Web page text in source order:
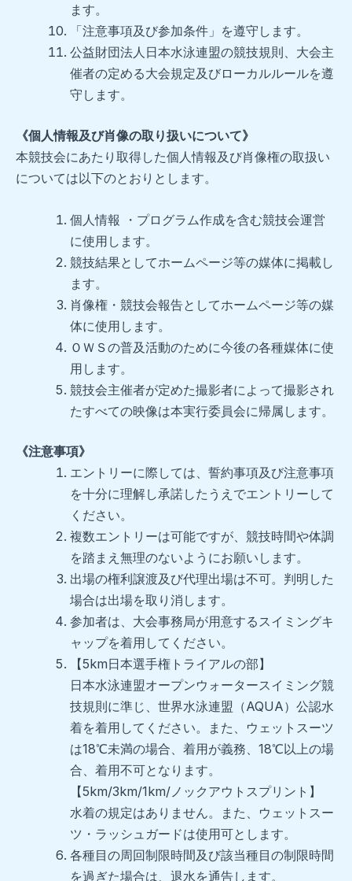
ます。
「注意事項及び参加条件」を遵守します。
公益財団法人日本水泳連盟の競技規則、大会主
催者の定める大会規定及びローカルルールを遵
守します。
《個人情報及び肖像の取り扱いについて》
本競技会にあたり取得した個人情報及び肖像権の取扱い
については以下のとおりとします。
個人情報 ・プログラム作成を含む競技会運営
に使用します。
競技結果としてホームページ等の媒体に掲載し
ます。
肖像権・競技会報告としてホームページ等の媒
体に使用します。
ＯＷＳの普及活動のために今後の各種媒体に使
用します。
競技会主催者が定めた撮影者によって撮影され
たすべての映像は本実行委員会に帰属します。
《注意事項》
エントリーに際しては、誓約事項及び注意事項
を十分に理解し承諾したうえでエントリーして
ください。
複数エントリーは可能ですが、競技時間や体調
を踏まえ無理のないようにお願いします。
出場の権利譲渡及び代理出場は不可。判明した
場合は出場を取り消します。
参加者は、大会事務局が用意するスイミングキ
ャップを着用してください。
【5km日本選手権トライアルの部】
日本水泳連盟オープンウォータースイミング競
技規則に準じ、世界水泳連盟（AQUA）公認水
着を着用してください。また、ウェットスーツ
は18℃未満の場合、着用が義務、18℃以上の場
合、着用不可となります。
【5km/3km/1km/ノックアウトスプリント】
水着の規定はありません。また、ウェットスー
ツ・ラッシュガードは使用可とします。
各種目の周回制限時間及び該当種目の制限時間
を過ぎた場合は、退水を通告します。